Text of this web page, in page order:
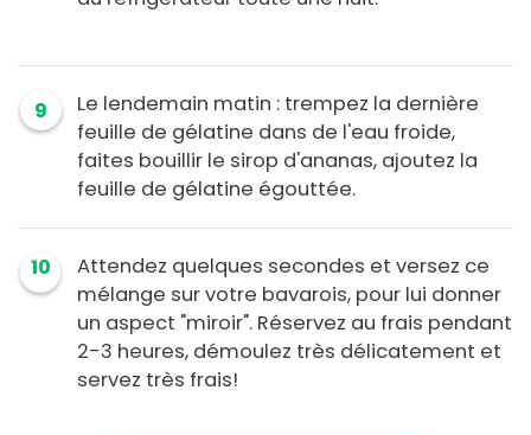
9
Le lendemain matin : trempez la dernière
feuille de gélatine dans de l'eau froide,
faites bouillir le sirop d'ananas, ajoutez la
feuille de gélatine égouttée.
10
Attendez quelques secondes et versez ce
mélange sur votre bavarois, pour lui donner
un aspect "miroir". Réservez au frais pendant
2-3 heures, démoulez très délicatement et
servez très frais!